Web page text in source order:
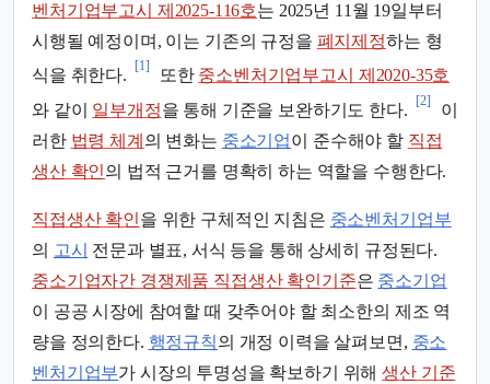
벤처기업부고시 제2025-116호는 2025년 11월 19일부터
시행될 예정이며, 이는 기존의 규정을 폐지제정하는 형
식을 취한다.
[1]
또한 중소벤처기업부고시 제2020-35호
와 같이 일부개정을 통해 기준을 보완하기도 한다.
[2]
이
러한 법령 체계 의 변화는 중소기업이 준수해야 할 직접
생산 확인의 법적 근거를 명확히 하는 역할을 수행한다.
직접생산 확인을 위한 구체적인 지침은 중소벤처기업부
의 고시 전문과 별표, 서식 등을 통해 상세히 규정된다.
중소기업자간 경쟁제품 직접생산 확인기준은 중소기업
이 공공 시장에 참여할 때 갖추어야 할 최소한의 제조 역
량을 정의한다. 행정규칙의 개정 이력을 살펴보면, 중소
벤처기업부가 시장의 투명성을 확보하기 위해생산 기준